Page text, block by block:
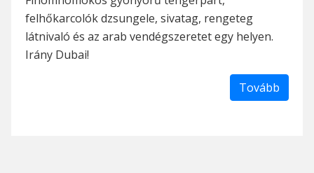
felhőkarcolók dzsungele, sivatag, rengeteg
látnivaló és az arab vendégszeretet egy helyen.
Irány Dubai!
Tovább